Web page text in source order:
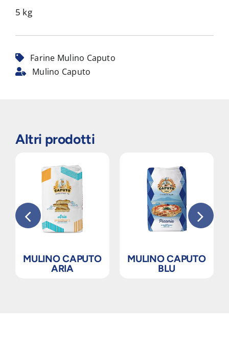
5 kg
Farine Mulino Caputo
Mulino Caputo
Altri prodotti
MULINO CAPUTO
ARIA
MULINO CAPUTO
BLU